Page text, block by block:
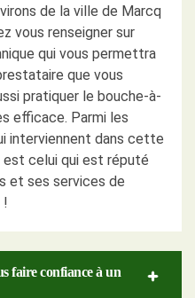
de la ville de Marcq
vous renseigner sur
qui vous permettra
que vous
pratiquer le bouche-à-
efficace. Parmi les
interviennent dans cette
est celui qui est réputé
et ses services de
!
faire confiance à un